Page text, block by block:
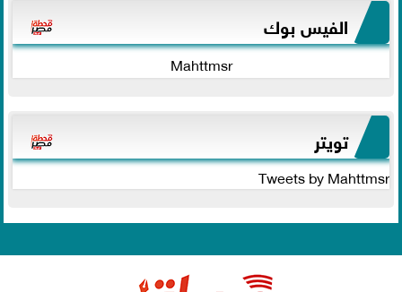
الفيس بوك
Mahttmsr
تويتر
Tweets by Mahttmsr